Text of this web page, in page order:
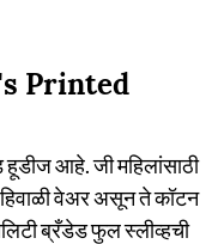
Printed
हूडीज आहे. जी महिलांसाठी
वेअर असून ते कॉटन
ब्रँडेड फुल स्लीव्हची